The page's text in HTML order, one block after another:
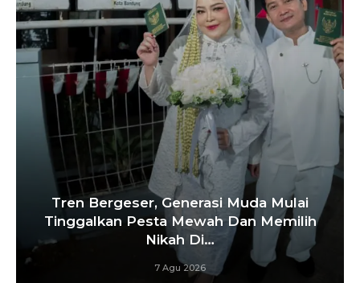
Tren Bergeser, Generasi Muda Mulai
Tinggalkan Pesta Mewah Dan Memilih
Nikah Di…
7 Agu 2026